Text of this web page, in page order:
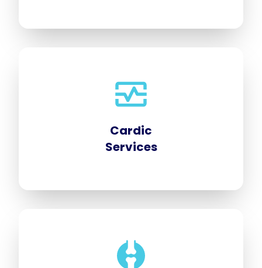
Cardic
Services